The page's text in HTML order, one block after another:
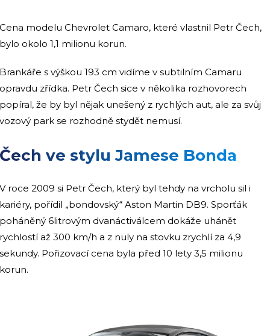
modelu Chevrolet Camaro, které vlastnil Petr Čech,
okolo 1,1 milionu korun.
s výškou 193 cm vidíme v subtilním Camaru
zřídka. Petr Čech sice v několika rozhovorech
že by byl nějak unešený z rychlých aut, ale za svůj
park se rozhodně stydět nemusí.
ve stylu Jamese Bonda
roce 2009 si Petr Čech, který byl tehdy na vrcholu sil i
pořídil „bondovský“ Aston Martin DB9. Sporťák
6litrovým dvanáctiválcem dokáže uhánět
až 300 km/h a z nuly na stovku zrychlí za 4,9
Pořizovací cena byla před 10 lety 3,5 milionu